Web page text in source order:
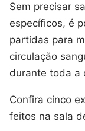
Sem precisar
específicos, é
partidas para
circulação
durante toda a
Confira cinco
feitos na sala